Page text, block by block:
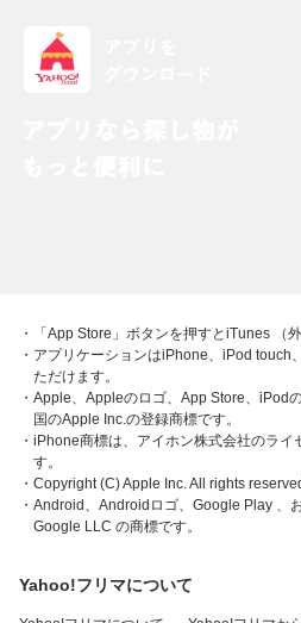
・「App Store」ボタンを押すとiTunes （
・アプリケーションはiPhone、iPod
ただけます。
・Apple、Appleのロゴ、App Store、iPod
国のApple Inc.の登録商標です。
・iPhone商標は、アイホン株式会社のライ
す。
・Copyright (C) Apple Inc. All rights
・Android、Androidロゴ、Google Play 、
Google LLC の商標です。
Yahoo!フリマについて